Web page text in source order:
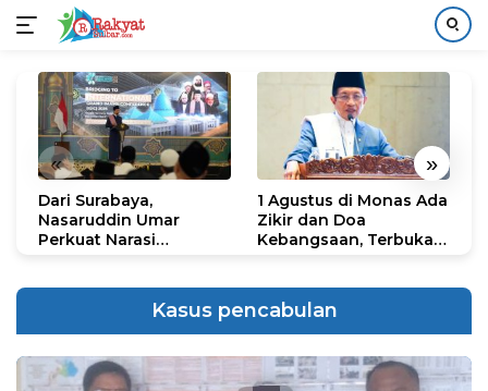
konten
« »
Dari Surabaya,
Nasaruddin Umar
Perkuat Narasi
1 Agustus di Monas Ada
Zikir dan Doa
Kebangsaan, Terbuka
Kasus pencabulan